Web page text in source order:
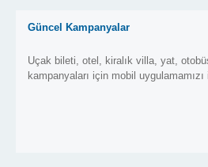
Güncel Kampanyalar
Uçak bileti, otel, kiralık villa, yat,
kampanyaları için mobil uygulamamızı